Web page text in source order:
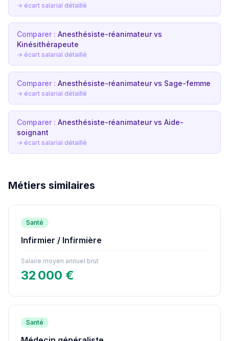
→ écart salarial détaillé
Comparer : Anesthésiste-réanimateur vs
Kinésithérapeute
→ écart salarial détaillé
Comparer : Anesthésiste-réanimateur vs Sage-femme
→ écart salarial détaillé
Comparer : Anesthésiste-réanimateur vs Aide-
soignant
→ écart salarial détaillé
Métiers similaires
Santé
Infirmier / Infirmière
Salaire moyen annuel brut
32 000 €
Santé